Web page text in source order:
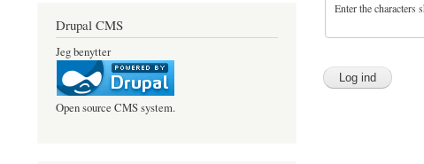
Enter the characters
Drupal CMS
Jeg benytter
Open source CMS system.